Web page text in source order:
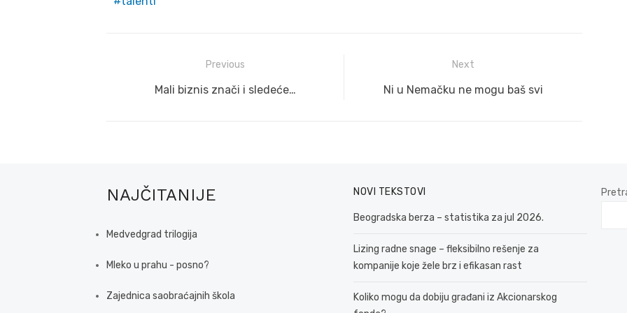
navigation
Previous
Previous
Mali biznis znači i sledeće…
Next
Next
Ni u Nemačku ne mogu baš svi
NAJČITANIJE
Medvedgrad trilogija
Mleko u prahu - posno?
Zajednica saobraćajnih škola
NOVI TEKSTOVI
Beogradska berza – statistika za jul 2026.
Lizing radne snage – fleksibilno rešenje za
kompanije koje žele brz i efikasan rast
Koliko mogu da dobiju građani iz Akcionarskog